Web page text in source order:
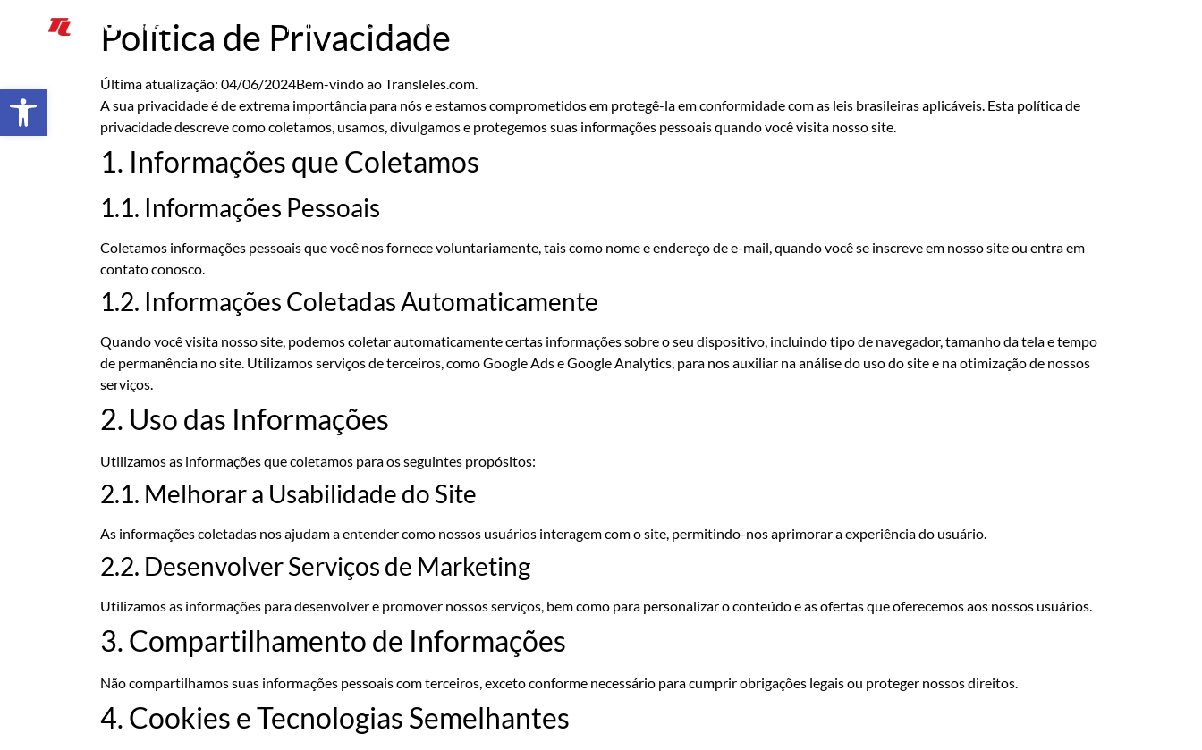
Abrir a barra de ferramentas
INÍCIO ALUGUEL DE VAN, ÔNIBUS E MICRO-ÔNIBUS
Política de Privacidade
Última atualização: 04/06/2024Bem-vindo ao Transleles.com.
A sua privacidade é de extrema importância para nós e estamos comprometidos em protegê-la em conformidade com as leis brasileiras aplicáveis. Esta política de
privacidade descreve como coletamos, usamos, divulgamos e protegemos suas informações pessoais quando você visita nosso site.
1. Informações que Coletamos
1.1. Informações Pessoais
Coletamos informações pessoais que você nos fornece voluntariamente, tais como nome e endereço de e-mail, quando você se inscreve em nosso site ou entra em
contato conosco.
1.2. Informações Coletadas Automaticamente
Quando você visita nosso site, podemos coletar automaticamente certas informações sobre o seu dispositivo, incluindo tipo de navegador, tamanho da tela e tempo
de permanência no site. Utilizamos serviços de terceiros, como Google Ads e Google Analytics, para nos auxiliar na análise do uso do site e na otimização de nossos
serviços.
2. Uso das Informações
Utilizamos as informações que coletamos para os seguintes propósitos:
2.1. Melhorar a Usabilidade do Site
As informações coletadas nos ajudam a entender como nossos usuários interagem com o site, permitindo-nos aprimorar a experiência do usuário.
2.2. Desenvolver Serviços de Marketing
Utilizamos as informações para desenvolver e promover nossos serviços, bem como para personalizar o conteúdo e as ofertas que oferecemos aos nossos usuários.
3. Compartilhamento de Informações
Não compartilhamos suas informações pessoais com terceiros, exceto conforme necessário para cumprir obrigações legais ou proteger nossos direitos.
4. Cookies e Tecnologias Semelhantes